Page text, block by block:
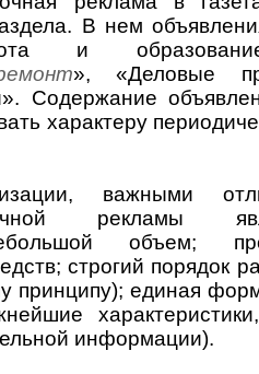
В нем
и
», «Деловые
Содержание
характеру
важными
рекламы
объем;
строгий порядок
принципу); единая
информации).